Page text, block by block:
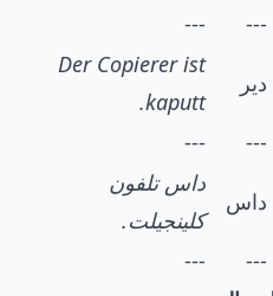
---
---
دير
Der Copierer ist
kaputt.
---
---
داس
داس تلفون
كلينجيلت.
---
---